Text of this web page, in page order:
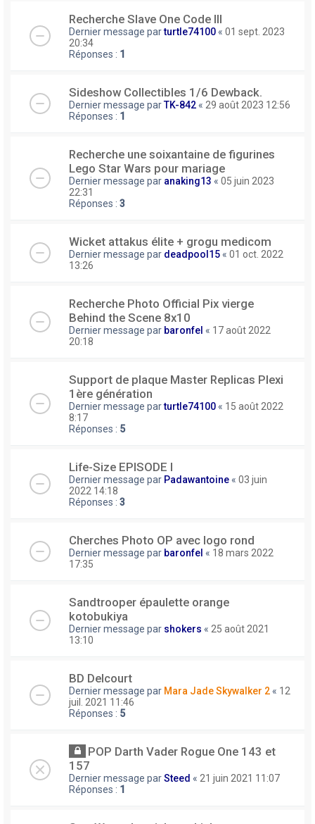
Recherche Slave One Code III
Dernier message parturtle74100 « 01 sept. 2023
20:34
Réponses : 1
Sideshow Collectibles 1/6 Dewback.
Dernier message parTK-842 « 29 août 2023 12:56
Réponses : 1
Recherche une soixantaine de figurines
Lego Star Wars pour mariage
Dernier message par anaking13 « 05 juin 2023
22:31
Réponses : 3
Wicket attakus élite + grogu medicom
Dernier message par deadpool15 « 01 oct. 2022
13:26
Recherche Photo Official Pix vierge
Behind the Scene 8x10
Dernier message par baronfel « 17 août 2022
20:18
Support de plaque Master Replicas Plexi
1ère génération
Dernier message parturtle74100 « 15 août 2022
8:17
Réponses : 5
Life-Size EPISODE I
Dernier message par Padawantoine « 03 juin
2022 14:18
Réponses : 3
Cherches Photo OP avec logo rond
Dernier message par baronfel « 18 mars 2022
17:35
Sandtrooper épaulette orange
kotobukiya
Dernier message par shokers « 25 août 2021
13:10
BD Delcourt
Dernier message par Mara Jade Skywalker 2 « 12
juil. 2021 11:46
Réponses : 5
POP Darth Vader Rogue One 143 et
157
Dernier message parSteed « 21 juin 2021 11:07
Réponses : 1